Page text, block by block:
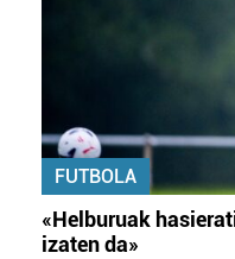
FUTBOLA
«Helburuak
izaten da»